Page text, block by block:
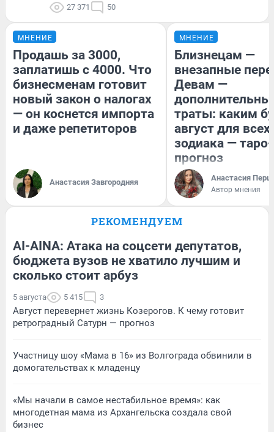
27 371 50
МНЕНИЕ
Продашь за 3000,
заплатишь с 4000. Что
бизнесменам готовит
новый закон о налогах
— он коснется импорта
и даже репетиторов
Анастасия Завгородняя
МНЕНИЕ
Близнецам —
внезапные
Девам —
траты: каким
август для
зодиака — таро-
прогноз
Анастасия
Автор мнения
РЕКОМЕНДУЕМ
AI-AINA: Атака на соцсети депутатов,
бюджета вузов не хватило лучшим и
сколько стоит арбуз
5 августа 5 415 3
Август перевернет жизнь Козерогов. К чему готовит
ретроградный Сатурн — прогноз
Участницу шоу «Мама в 16» из Волгограда обвинили в
домогательствах к младенцу
«Мы начали в самое нестабильное время»: как
многодетная мама из Архангельска создала свой
бизнес